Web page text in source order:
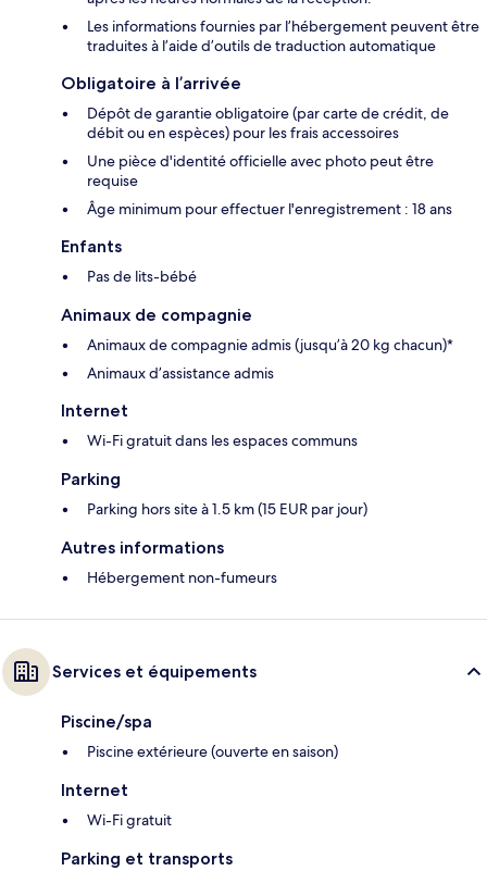
Les informations fournies par l’hébergement peuvent être
traduites à l’aide d’outils de traduction automatique
Obligatoire à l’arrivée
Dépôt de garantie obligatoire (par carte de crédit, de
débit ou en espèces) pour les frais accessoires
Une pièce d'identité officielle avec photo peut être
requise
Âge minimum pour effectuer l'enregistrement : 18 ans
Enfants
Pas de lits-bébé
Animaux de compagnie
Animaux de compagnie admis (jusqu’à 20 kg chacun)*
Animaux d’assistance admis
Internet
Wi-Fi gratuit dans les espaces communs
Parking
Parking hors site à 1.5 km (15 EUR par jour)
Autres informations
Hébergement non-fumeurs
Services et équipements
Piscine/spa
Piscine extérieure (ouverte en saison)
Internet
Wi-Fi gratuit
Parking et transports